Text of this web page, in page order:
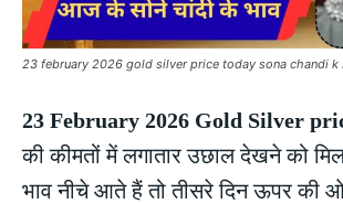
23 february 2026 gold silver price today sona chandi k
23 February 2026 Gold Silver
की कीमतों में लगातार उछाल देखने को
भाव नीचे आते हैं तो तीसरे दिन ऊपर की